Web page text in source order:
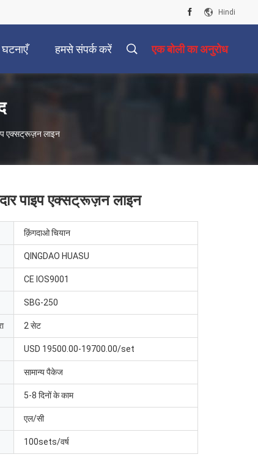
Hindi
घटनाएँ हमसे संपर्क करें एक बोली का अनुरोध
एक्सट्रूज़न लाइन
पाइप एक्सट्रूज़न लाइन
क़िंगदाओ चियान
QINGDAO HUASU
CE IOS9001
SBG-250
2 सेट
USD 19500.00-19700.00/set
सामान्य पैकेज
5-8 दिनों के काम
एल/सी
100sets/वर्ष